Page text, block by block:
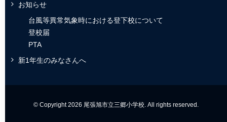
お知らせ
台風等異常気象時における登下校について
登校届
PTA
新1年生のみなさんへ
© Copyright 2026 尾張旭市立三郷小学校. All rights reserved.